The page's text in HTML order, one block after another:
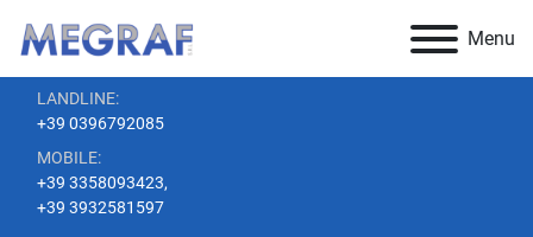
Menu
LANDLINE:
+39 0396792085
MOBILE:
+39 3358093423,
+39 3932581597